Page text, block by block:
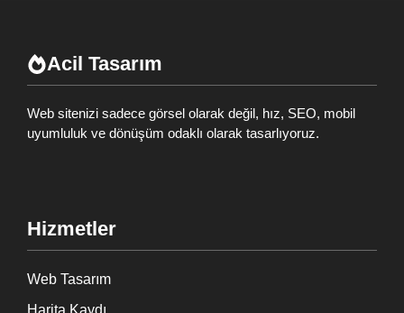
Acil Tasarım
Web sitenizi sadece görsel olarak değil, hız, SEO, mobil
uyumluluk ve dönüşüm odaklı olarak tasarlıyoruz.
Hizmetler
Web Tasarım